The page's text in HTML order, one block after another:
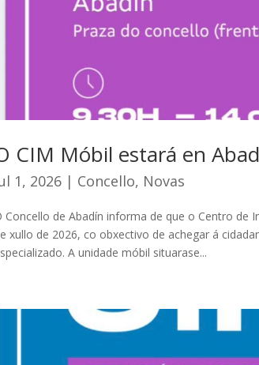
CIM Móbil estará en
1, 2026 | Concello, Novas
Concello de Abadín informa de que o Centro
xullo de 2026, co obxectivo de achegar á
A unidade móbil situarase...